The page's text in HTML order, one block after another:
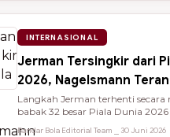
INTERNASIONAL
Jerman Tersingkir dari
2026, Nagelsmann
Langkah Jerman terhenti secara
babak 32 besar Piala Dunia
Bandar Bola Editorial Team ⎯ 30 Juni 2026